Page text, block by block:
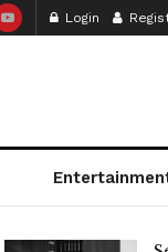
Login